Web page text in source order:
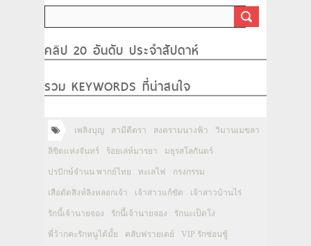
คลิป 20 อันดับ ประจำสัปดาห์
รวม KEYWORDS ที่น่าสนใจ
เพลิงบุญ สามีตีตรา สงครามนางฟ้า วิมานเมขลา
ลิขิตแห่งจันทร์ ร้อยเล่ห์มารยา มธุรสโลกันตร์
ปรปักษ์จำนน พากย์ไทย ทะเลไฟ กรงกรรม
เสือตัดสิงห์ลิงหลอกเจ้า เจ้าสาวแก้ขัด เจ้าสาวบ้านไร่
รักนี้เจ้านายจอง รักนี้เจ้านายจอง รักนะเป็ดโง่
พี่ว้ากคะรักหนูได้มั้ย คลับฟรายเดย์ VIP รักซ่อนชู้